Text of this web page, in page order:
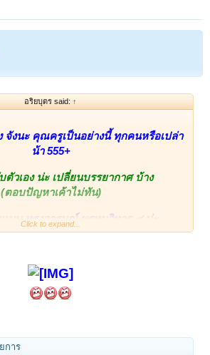
อริยบุตร said: ↑
จังนะ คุณครูเป็นอย่างนี้ ทุกคนหรือเปล่า
น้า 555+
ตัวเอง น่ะ เปลี่ยนบรรยากาศ บ้าง
(ตอบปัญหาเค้าไม่ทัน)
แบบ ทรงอารมณ์ พรหมวิหาร ๔ น่ะ
กำลังฝึก เรื่อง อุเบกขา น่ะ
Click to expand...
การ